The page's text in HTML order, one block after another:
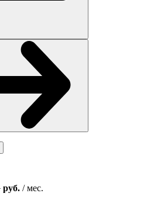
руб. / мес.